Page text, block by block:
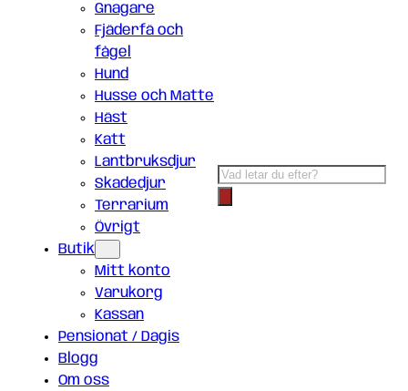
Gnagare
Fjäderfä och
fågel
Hund
Husse och Matte
Häst
Katt
Lantbruksdjur
Skadedjur
Terrarium
Övrigt
Butik
Mitt konto
Varukorg
Kassan
Pensionat / Dagis
Blogg
Om oss
Products